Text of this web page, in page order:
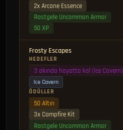
2x Arcane Essence
Rastgele Uncommon Armor
50 XP
Frosty Escapes
HEDEFLER
3 akında hayatta kal (Ice Cavern)
Ice Cavern
ÖDÜLLER
50 Altın
3x Campfire Kit
Rastgele Uncommon Armor